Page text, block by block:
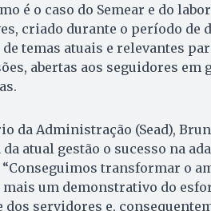
é o caso do Semear e do
criado durante o período de
temas atuais e relevantes
abertas aos seguidores em
da Administração (Sead),
atual gestão o sucesso na
transformar o
mais um demonstrativo do
dos servidores e,